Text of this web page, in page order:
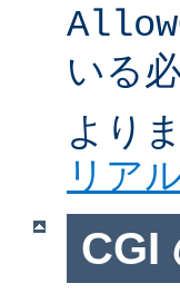
いる
より
リア
CGI